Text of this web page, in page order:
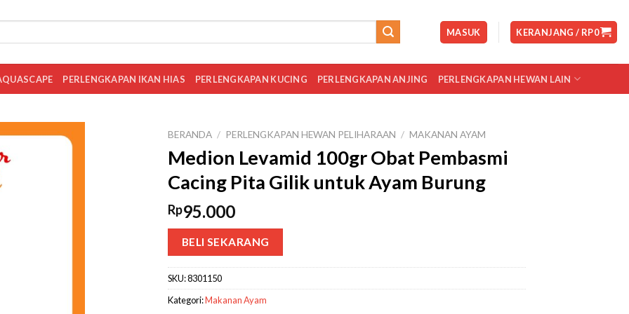
MASUK KERANJANG / RP0
PERLENGKAPAN IKAN HIAS PERLENGKAPAN KUCING PERLENGKAPAN ANJING PERLENGKAPAN HEWAN LAIN
BERANDA / PERLENGKAPAN HEWAN PELIHARAAN / MAKANAN AYAM
Medion Levamid 100gr Obat Pembasmi
Cacing Pita Gilik untuk Ayam Burung
Rp95.000
BELI SEKARANG
SKU:8301150
Kategori:Makanan Ayam